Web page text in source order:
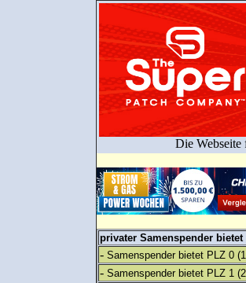
Die Webseite
privater Samenspender bietet
- Samenspender bietet PLZ 0
- Samenspender bietet PLZ 1